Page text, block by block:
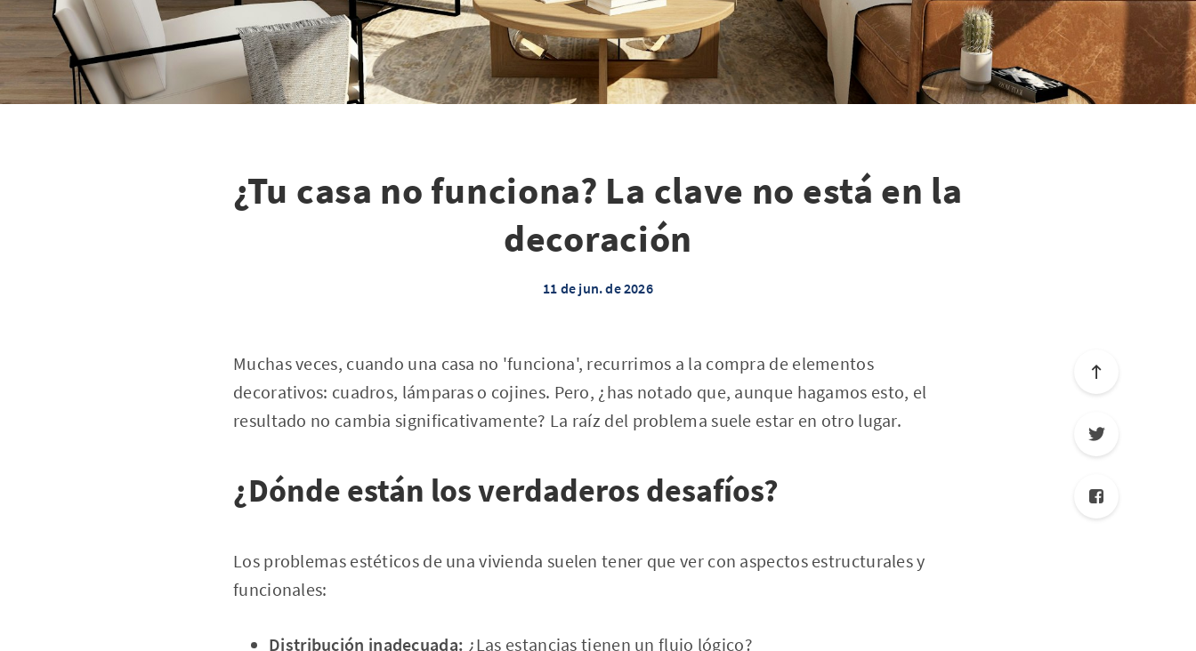
¿Tu casa no funciona? La clave no está en la
decoración
11 de jun. de 2026
Muchas veces, cuando una casa no 'funciona', recurrimos a la compra de elementos
decorativos: cuadros, lámparas o cojines. Pero, ¿has notado que, aunque hagamos esto, el
resultado no cambia significativamente? La raíz del problema suele estar en otro lugar.
¿Dónde están los verdaderos desafíos?
Los problemas estéticos de una vivienda suelen tener que ver con aspectos estructurales y
funcionales:
Distribución inadecuada: ¿Las estancias tienen un flujo lógico?